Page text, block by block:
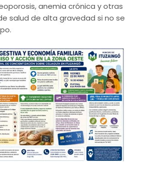
anemia crónica y otras
salud de alta gravedad si no se